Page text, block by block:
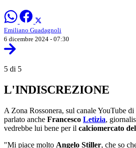
Emiliano Guadagnoli
6 dicembre 2024 - 07:30
5 di 5
L'INDISCREZIONE
A Zona Rossonera, sul canale YouTube di
parlato anche Francesco Letizia,
vedrebbe lui bene per il calciomercato
"Mi piace molto Angelo Stiller, che so